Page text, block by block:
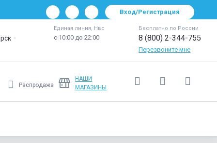
Вход/Регистрация
Единая линия, Нвс
с 10:00 до 22:00
Бесплатно по России
8 (800) 2-344-755
Перезвоните мне
Распродажа
НАШИ
МАГАЗИНЫ